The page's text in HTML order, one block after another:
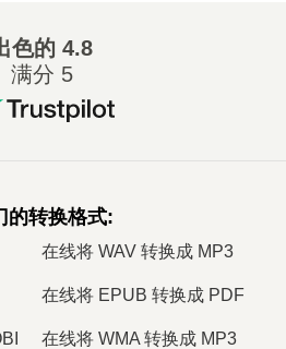
色的 4.8
满分 5
的转换格式:
在线将 WAV 转换成 MP3
在线将 EPUB 转换成 PDF
在线将 WMA 转换成 MP3